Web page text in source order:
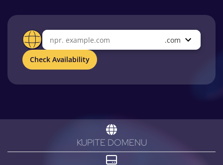
Check Availability
KUPITE DOMENU